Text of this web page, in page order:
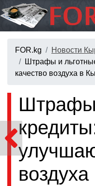
FOR.kg
Новости
Штрафы и
качество воздуха в
Штрафы
воздуха